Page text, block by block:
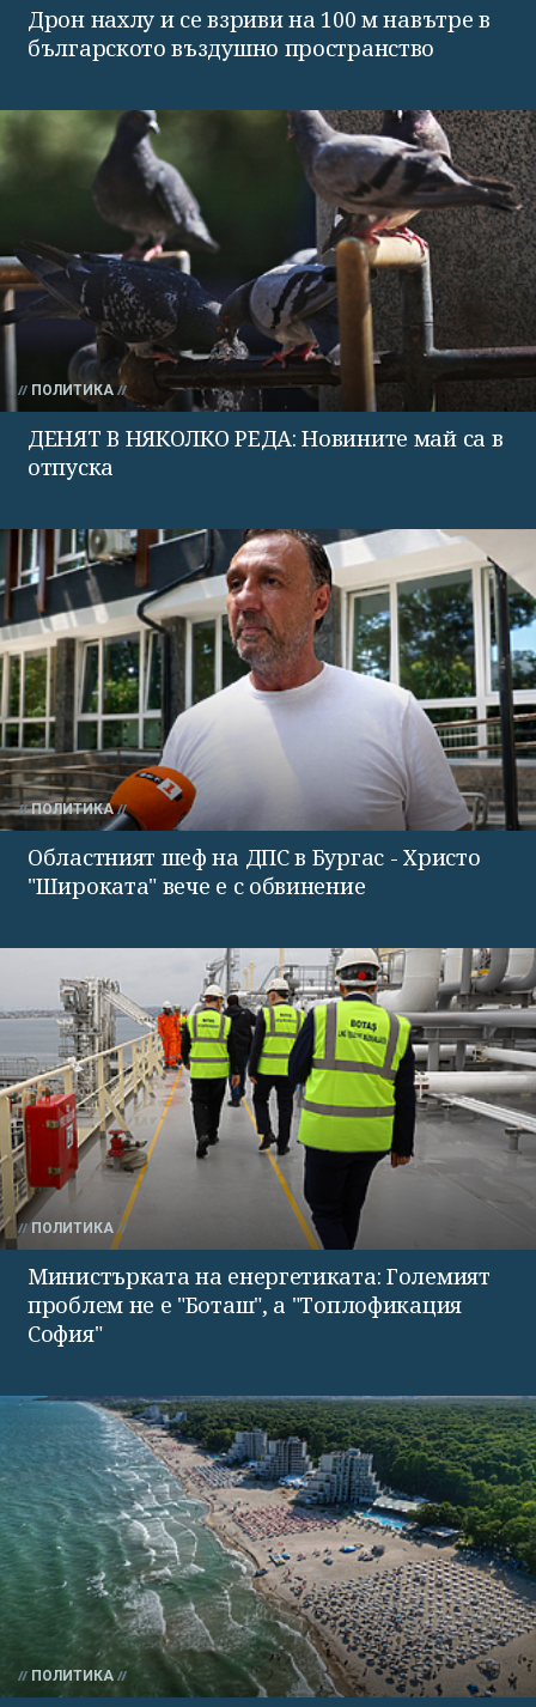
Дрон нахлу и се взриви на 100 м навътре в
българското въздушно пространство
ПОЛИТИКА
ДЕНЯТ В НЯКОЛКО РЕДА: Новините май са в
отпуска
ПОЛИТИКА
Областният шеф на ДПС в Бургас - Христо
"Широката" вече е с обвинение
ПОЛИТИКА
Министърката на енергетиката: Големият
проблем не е "Боташ", а "Топлофикация
София"
ПОЛИТИКА